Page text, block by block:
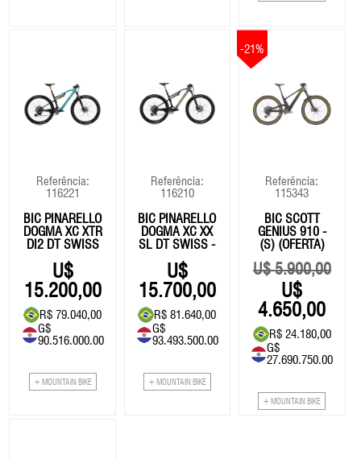
Referência:
116221
BIC PINARELLO
DOGMA XC XTR
DI2 DT SWISS
- 2026
15.200,00
R$ 79.040,00
G$
90.516.000.00
+ MOUNTAIN BIKE
Referência:
116210
BIC PINARELLO
DOGMA XC XX
SL DT SWISS -
2026
15.700,00
R$ 81.640,00
G$
93.493.500.00
+ MOUNTAIN BIKE
-21%
Referência:
115343
BIC SCOTT
GENIUS 910 -
(S) (OFERTA)
5.900,00
4.650,00
R$ 24.180,00
G$
27.690.750.00
+ MOUNTAIN BIKE